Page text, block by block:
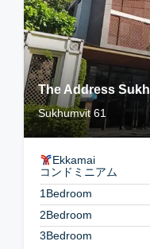
The Address
Sukhumvit 61
Ekkamai
コンドミニアム
1Bedroom
2Bedroom
3Bedroom